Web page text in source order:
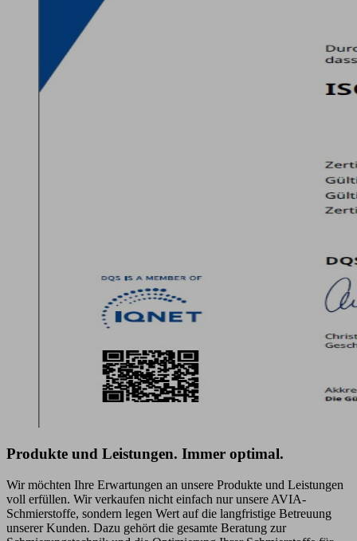
Produkte und Leistungen. Immer optimal.
Wir möchten Ihre Erwartungen an unsere Produkte und Leistungen
voll erfüllen. Wir verkaufen nicht einfach nur unsere AVIA-
Schmierstoffe, sondern legen Wert auf die langfristige Betreuung
unserer Kunden. Dazu gehört die gesamte Beratung zur